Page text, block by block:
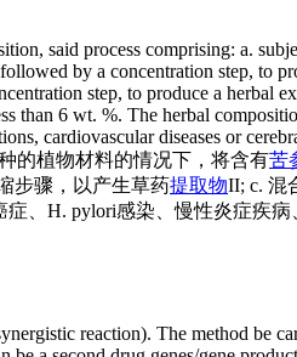
said process comprising: a.
by a concentration step, to
step, to produce a herbal
6 wt. %. The herbal
cardiovascular diseases or
的植物材料的情况下，将含有苦
步骤，以产生草药提取物II; c. 混
、H. pylori感染、慢性炎症疾病
reaction). The method be